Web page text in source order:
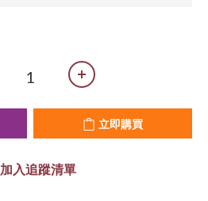
立即購買
加入追蹤清單